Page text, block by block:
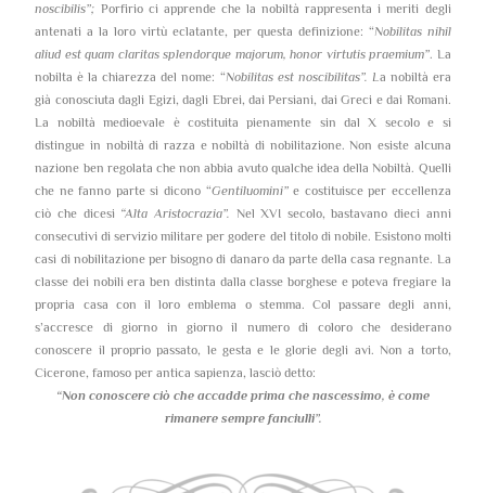
noscibilis”; Porfirio ci apprende che la nobiltà rappresenta i meriti degli
antenati a la loro virtù eclatante, per questa definizione: “Nobilitas nihil
aliud est quam claritas splendorque majorum, honor virtutis praemium”. La
nobilta è la chiarezza del nome: “Nobilitas est noscibilitas”. La nobiltà era
già conosciuta dagli Egizi, dagli Ebrei, dai Persiani, dai Greci e dai Romani.
La nobiltà medioevale è costituita pienamente sin dal X secolo e si
distingue in nobiltà di razza e nobiltà di nobilitazione. Non esiste alcuna
nazione ben regolata che non abbia avuto qualche idea della Nobiltà. Quelli
che ne fanno parte si dicono “Gentiluomini”e costituisce per eccellenza
ciò che dicesi “Alta Aristocrazia”. Nel XVI secolo, bastavano dieci anni
consecutivi di servizio militare per godere del titolo di nobile. Esistono molti
casi di nobilitazione per bisogno di danaro da parte della casa regnante. La
classe dei nobili era ben distinta dalla classe borghese e poteva fregiare la
propria casa con il loro emblema o stemma. Col passare degli anni,
s’accresce di giorno in giorno il numero di coloro che desiderano
conoscere il proprio passato, le gesta e le glorie degli avi. Non a torto,
Cicerone, famoso per antica sapienza, lasciò detto:
“Non conoscere ciò che accadde prima che nascessimo, è come
rimanere sempre fanciulli”.